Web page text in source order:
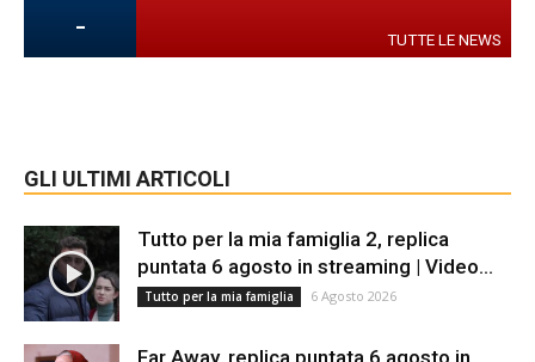
- TUTTE LE NEWS
GLI ULTIMI ARTICOLI
Tutto per la mia famiglia 2, replica
puntata 6 agosto in streaming | Video...
Tutto per la mia famiglia 6 Agosto 2026
Far Away, replica puntata 6 agosto in